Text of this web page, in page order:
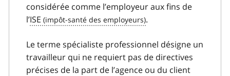
considérée comme l’employeur aux fins de
l’ISE .
Le terme spécialiste professionnel désigne un
travailleur qui ne requiert pas de directives
précises de la part de l’agence ou du client